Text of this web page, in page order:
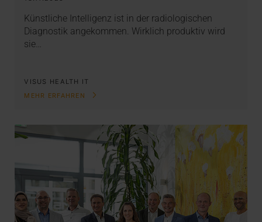
Künstliche Intelligenz ist in der radiologischen
Diagnostik angekommen. Wirklich produktiv wird
sie…
VISUS HEALTH IT
MEHR ERFAHREN